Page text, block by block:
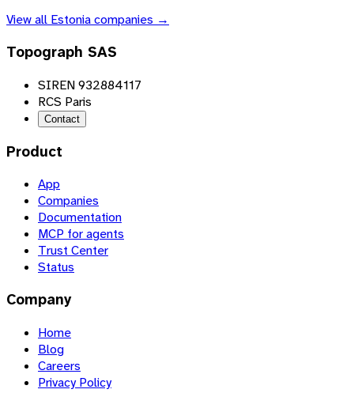
View all Estoniacompanies →
Topograph SAS
SIREN 932884117
RCS Paris
Contact
Product
App
Companies
Documentation
MCP for agents
Trust Center
Status
Company
Home
Blog
Careers
Privacy Policy